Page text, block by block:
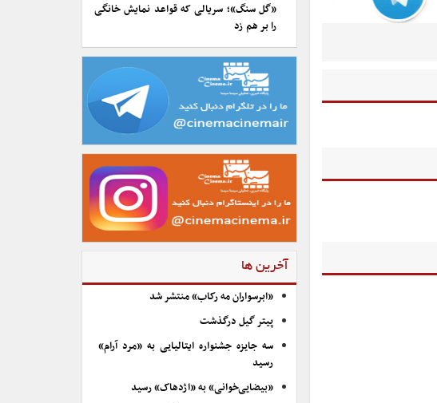
«گل سنگ»؛ سریالی که قواعد نمایش خانگی
را بر هم زد
آخرین ها
«ابرسواران مه رکاب» منتشر شد
پیتر گیل درگذشت
سه جایزه جشنواره ایتالیایی به «مرد آرام»
رسید
«بیضایی‌خوانی» به «اژدهاک» رسید